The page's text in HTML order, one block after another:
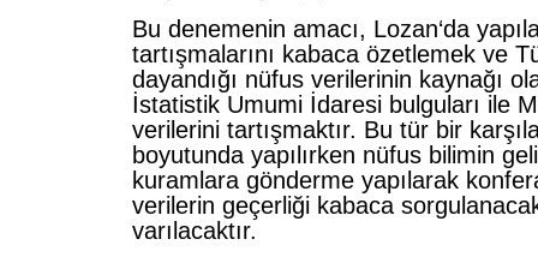
Bu denemenin amacı, Lozan‘da
tartışmalarını kabaca özetlemek ve
dayandığı nüfus verilerinin kaynağı
İstatistik Umumi İdaresi bulguları ile
verilerini tartışmaktır. Bu tür bir
boyutunda yapılırken nüfus bilimin
kuramlara gönderme yapılarak
verilerin geçerliği kabaca
varılacaktır.